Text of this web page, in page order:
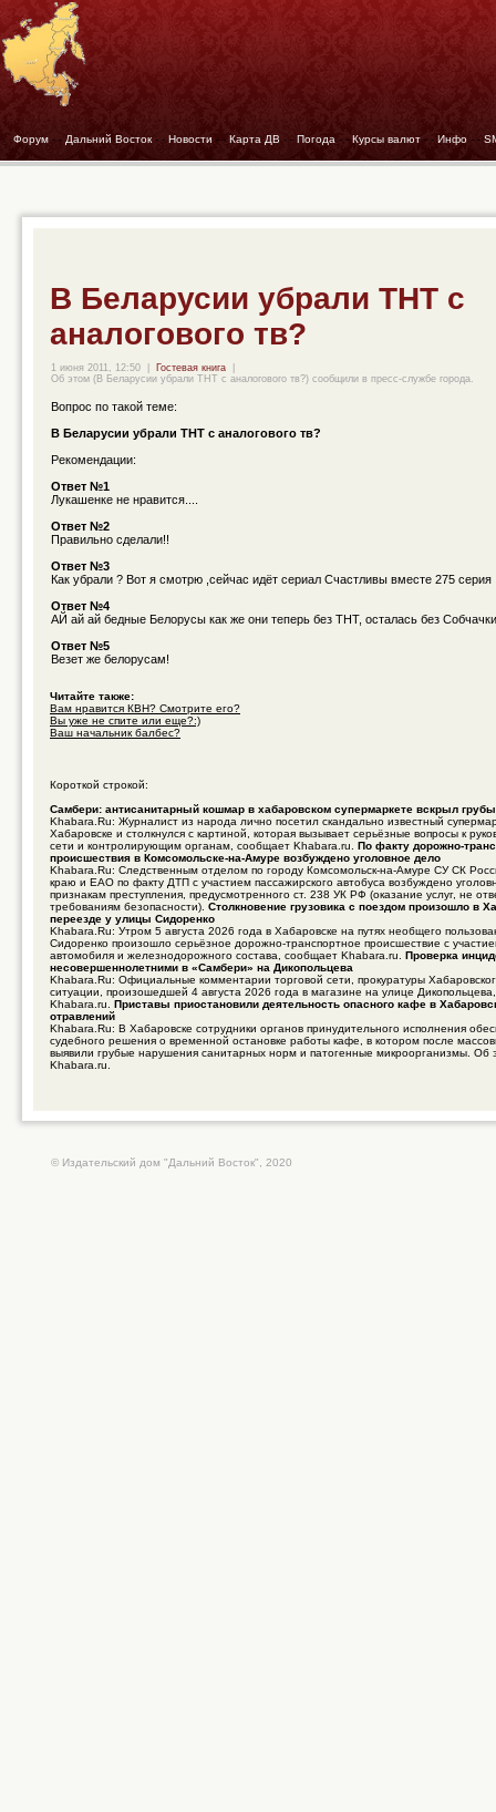
Форум - - Дальний Восток - - Новости - - Карта ДВ - - Погода - - Курсы валют - - Инфо - -
В Беларусии убрали ТНТ с
аналогового тв?
1 июня 2011, 12:50 Гостевая книга
Об этом (В Беларусии убрали ТНТ с аналогового тв?) сообщили в пресс-службе города.
Вопрос по такой теме:
В Беларусии убрали ТНТ с аналогового тв?
Рекомендации:
Ответ №1
Лукашенке не нравится....
Ответ №2
Правильно сделали!!
Ответ №3
Как убрали ? Вот я смотрю ,сейчас идёт сериал Счастливы вместе 275 серия
Ответ №4
АЙ ай ай бедные Белорусы как же они теперь без ТНТ, осталась без
Ответ №5
Везет же белорусам!
Читайте также:
Вам нравится КВН? Смотрите его?
Вы уже не спите или еще?:)
Ваш начальник балбес?
Короткой строкой:
Самбери: антисанитарный кошмар в хабаровском супермаркете вскрыл
Khabara.Ru: Журналист из народа лично посетил скандально известный
Хабаровске и столкнулся с картиной, которая вызывает серьёзные вопросы к
сети и контролирующим органам, сообщает Khabara.ru. По факту дорожно-
происшествия в Комсомольске-на-Амуре возбуждено уголовное дело
Khabara.Ru: Следственным отделом по городу Комсомольск-на-Амуре СУ СК
краю и ЕАО по факту ДТП с участием пассажирского автобуса возбуждено
признакам преступления, предусмотренного ст. 238 УК РФ (оказание услуг, не
требованиям безопасности). Столкновение грузовика с поездом произошло в
переезде у улицы Сидоренко
Khabara.Ru: Утром 5 августа 2026 года в Хабаровске на путях необщего
Сидоренко произошло серьёзное дорожно-транспортное происшествие с
автомобиля и железнодорожного состава, сообщает Khabara.ru. Проверка
несовершеннолетними в «Самбери» на Дикопольцева
Khabara.Ru: Официальные комментарии торговой сети, прокуратуры
ситуации, произошедшей 4 августа 2026 года в магазине на улице
Khabara.ru. Приставы приостановили деятельность опасного кафе в
отравлений
Khabara.Ru: В Хабаровске сотрудники органов принудительного исполнения
судебного решения о временной остановке работы кафе, в котором после
выявили грубые нарушения санитарных норм и патогенные микроорганизмы. Об
Khabara.ru.
© Издательский дом "Дальний Восток", 2020